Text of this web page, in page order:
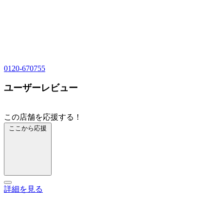
0120-670755
ユーザーレビュー
この店舗を応援する！
ここから応援
詳細を見る